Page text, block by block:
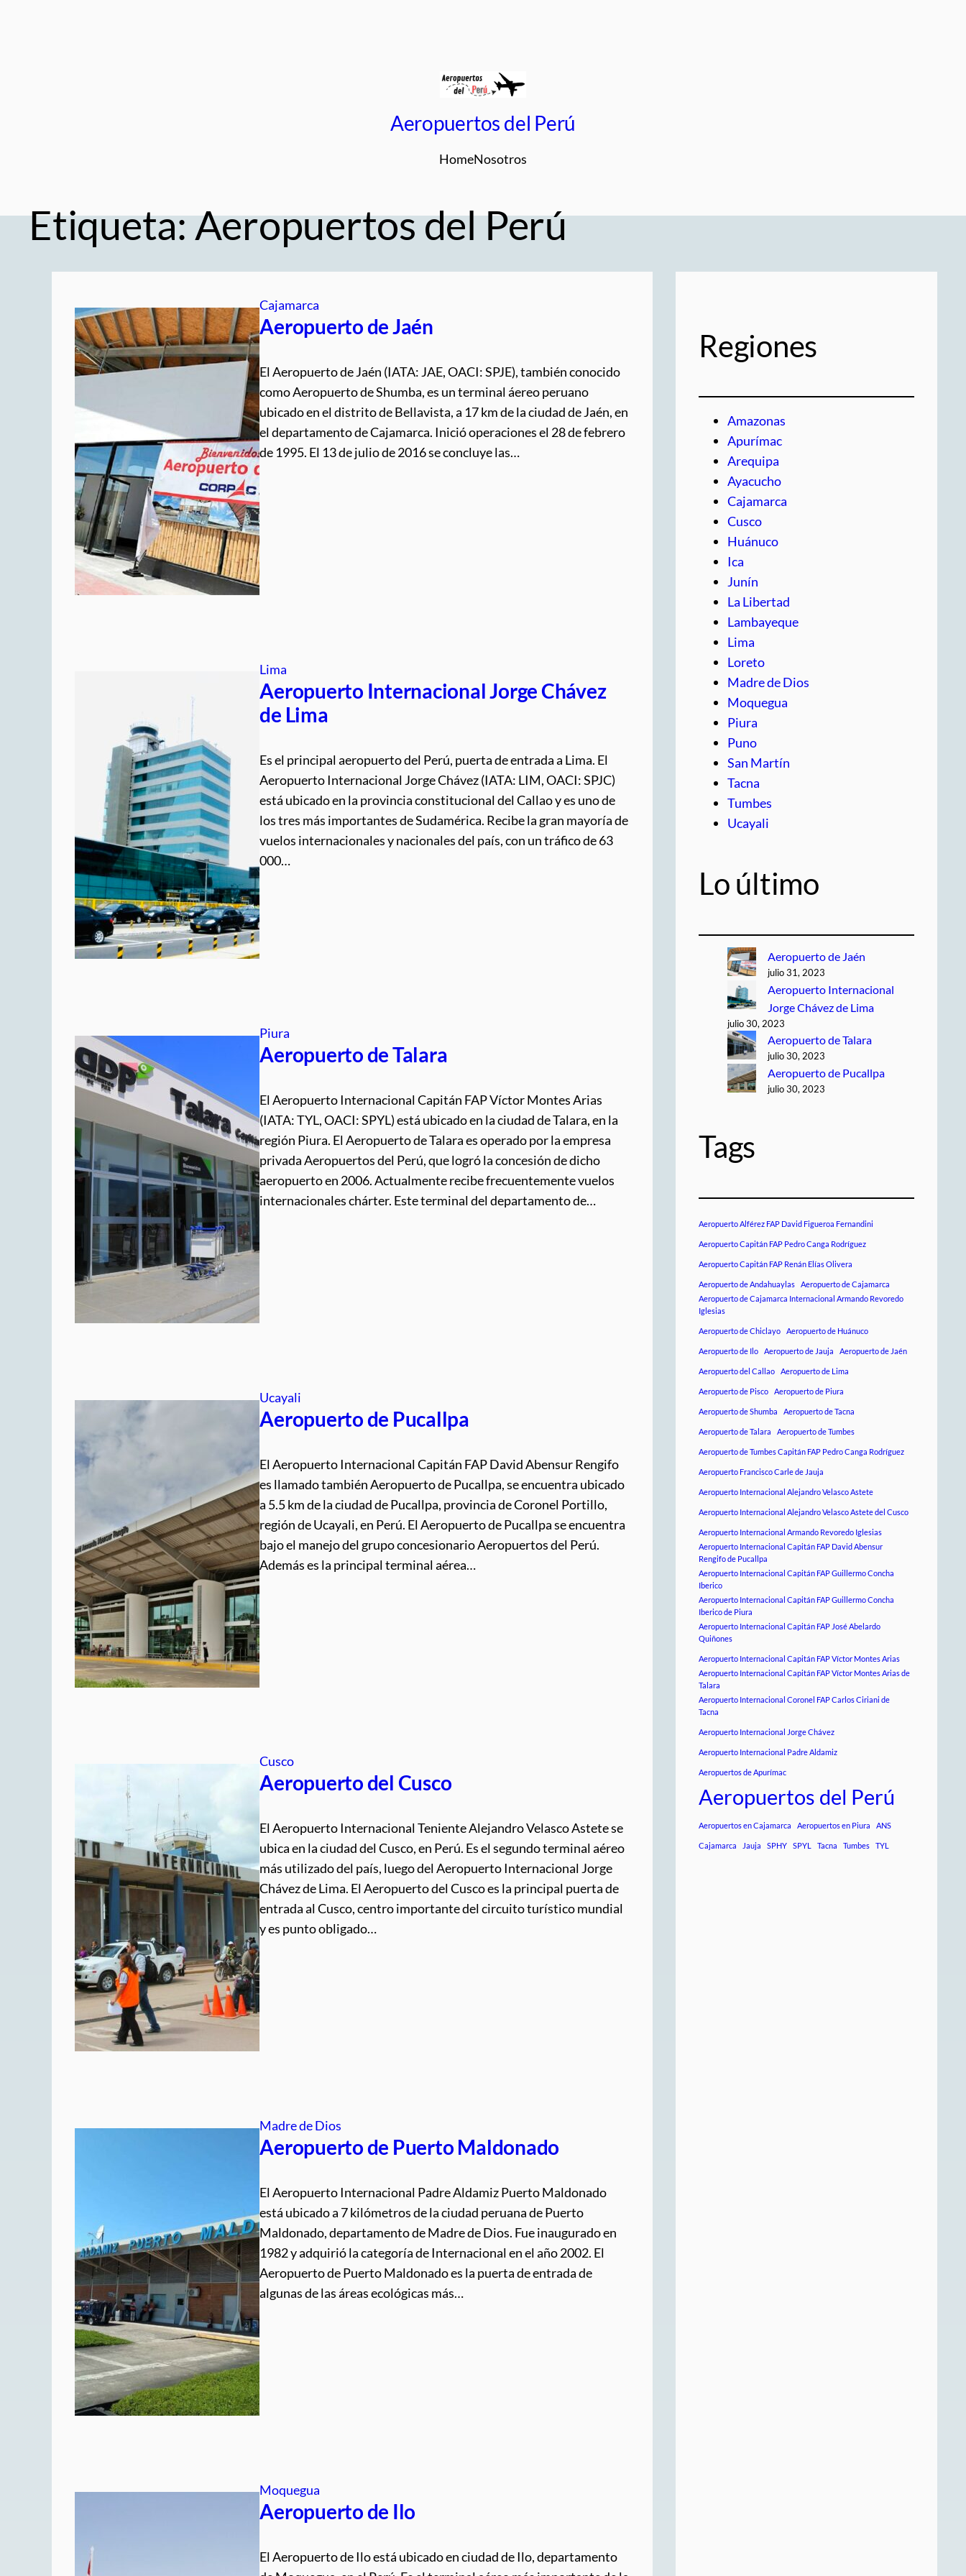
Aeropuertos del Perú
HomeNosotros
Etiqueta:Aeropuertos del Perú
Cajamarca
Aeropuerto de Jaén
El Aeropuerto de Jaén (IATA: JAE, OACI: SPJE), también conocido
como Aeropuerto de Shumba, es un terminal áereo peruano
ubicado en el distrito de Bellavista, a 17 km de la ciudad de Jaén, en
el departamento de Cajamarca. Inició operaciones el 28 de febrero
de 1995. El 13 de julio de 2016 se concluye las…
Lima
Aeropuerto Internacional Jorge Chávez
de Lima
Es el principal aeropuerto del Perú, puerta de entrada a Lima. El
Aeropuerto Internacional Jorge Chávez (IATA: LIM, OACI: SPJC)
está ubicado en la provincia constitucional del Callao y es uno de
los tres más importantes de Sudamérica. Recibe la gran mayoría de
vuelos internacionales y nacionales del país, con un tráfico de 63
000…
Piura
Aeropuerto de Talara
El Aeropuerto Internacional Capitán FAP Víctor Montes Arias
(IATA: TYL, OACI: SPYL) está ubicado en la ciudad de Talara, en la
región Piura. El Aeropuerto de Talara es operado por la empresa
privada Aeropuertos del Perú, que logró la concesión de dicho
aeropuerto en 2006. Actualmente recibe frecuentemente vuelos
internacionales chárter. Este terminal del departamento de…
Ucayali
Aeropuerto de Pucallpa
El Aeropuerto Internacional Capitán FAP David Abensur Rengifo
es llamado también Aeropuerto de Pucallpa, se encuentra ubicado
a 5.5 km de la ciudad de Pucallpa, provincia de Coronel Portillo,
región de Ucayali, en Perú. El Aeropuerto de Pucallpa se encuentra
bajo el manejo del grupo concesionario Aeropuertos del Perú.
Además es la principal terminal aérea…
Cusco
Aeropuerto del Cusco
El Aeropuerto Internacional Teniente Alejandro Velasco Astete se
ubica en la ciudad del Cusco, en Perú. Es el segundo terminal aéreo
más utilizado del país, luego del Aeropuerto Internacional Jorge
Chávez de Lima. El Aeropuerto del Cusco es la principal puerta de
entrada al Cusco, centro importante del circuito turístico mundial
y es punto obligado…
Madre de Dios
Aeropuerto de Puerto Maldonado
El Aeropuerto Internacional Padre Aldamiz Puerto Maldonado
está ubicado a 7 kilómetros de la ciudad peruana de Puerto
Maldonado, departamento de Madre de Dios. Fue inaugurado en
1982 y adquirió la categoría de Internacional en el año 2002. El
Aeropuerto de Puerto Maldonado es la puerta de entrada de
algunas de las áreas ecológicas más…
Moquegua
Aeropuerto de Ilo
El Aeropuerto de Ilo está ubicado en ciudad de Ilo, departamento
Regiones
Amazonas
Apurímac
Arequipa
Ayacucho
Cajamarca
Cusco
Huánuco
Ica
Junín
La Libertad
Lambayeque
Lima
Loreto
Madre de Dios
Moquegua
Piura
Puno
San Martín
Tacna
Tumbes
Ucayali
Lo último
Aeropuerto de Jaén
julio 31, 2023
Aeropuerto Internacional
Jorge Chávez de Lima
julio 30, 2023
Aeropuerto de Talara
julio 30, 2023
Aeropuerto de Pucallpa
julio 30, 2023
Tags
Aeropuerto Alférez FAP David Figueroa Fernandini
Aeropuerto Capitán FAP Pedro Canga Rodríguez
Aeropuerto Capitán FAP Renán Elías Olivera
Aeropuerto de Andahuaylas
Aeropuerto de Cajamarca
Aeropuerto de Cajamarca Internacional Armando Revoredo
Iglesias
Aeropuerto de Chiclayo Aeropuerto de Huánuco
Aeropuerto de Ilo Aeropuerto de Jauja Aeropuerto de Jaén
Aeropuerto del Callao Aeropuerto de Lima
Aeropuerto de Pisco Aeropuerto de Piura
Aeropuerto de Shumba Aeropuerto de Tacna
Aeropuerto de Talara Aeropuerto de Tumbes
Aeropuerto de Tumbes Capitán FAP Pedro Canga Rodríguez
Aeropuerto Francisco Carle de Jauja
Aeropuerto Internacional Alejandro Velasco Astete
Aeropuerto Internacional Alejandro Velasco Astete del Cusco
Aeropuerto Internacional Armando Revoredo Iglesias
Aeropuerto Internacional Capitán FAP David Abensur
Rengifo de Pucallpa
Aeropuerto Internacional Capitán FAP Guillermo Concha
Iberico
Aeropuerto Internacional Capitán FAP Guillermo Concha
Iberico de Piura
Aeropuerto Internacional Capitán FAP José Abelardo
Quiñones
Aeropuerto Internacional Capitán FAP Víctor Montes Arias
Aeropuerto Internacional Capitán FAP Víctor Montes Arias de
Talara
Aeropuerto Internacional Coronel FAP Carlos Ciriani de
Tacna
Aeropuerto Internacional Jorge Chávez
Aeropuerto Internacional Padre Aldamiz
Aeropuertos de Apurímac
Aeropuertos del Perú
Aeropuertos en Cajamarca Aeropuertos en Piura ANS
Cajamarca Jauja SPHY SPYL Tacna Tumbes TYL